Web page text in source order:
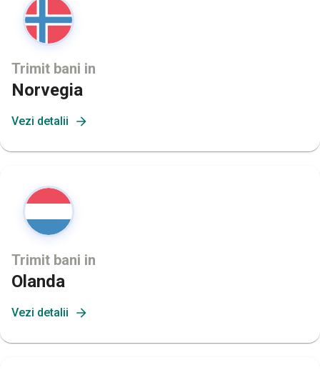
Trimit bani in
Norvegia
Vezi detalii
Trimit bani in
Olanda
Vezi detalii